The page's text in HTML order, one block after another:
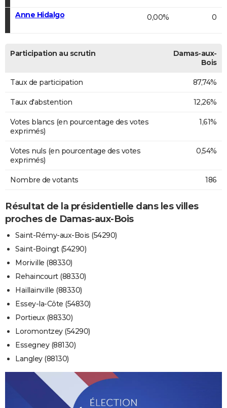
Anne Hidalgo 0,00% 0
Participation au scrutin
Damas-aux-
Bois
Taux de participation 87,74%
Taux d'abstention 12,26%
Votes blancs (en pourcentage des votes
exprimés)
1,61%
Votes nuls (en pourcentage des votes
exprimés)
0,54%
Nombre de votants 186
Résultat de la présidentielle dans les villes
proches de Damas-aux-Bois
Saint-Rémy-aux-Bois (54290)
Saint-Boingt (54290)
Moriville (88330)
Rehaincourt (88330)
Haillainville (88330)
Essey-la-Côte (54830)
Portieux (88330)
Loromontzey (54290)
Essegney (88130)
Langley (88130)